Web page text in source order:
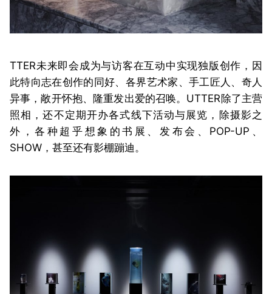
TTER未来即会成为与访客在互动中实现独版创作，因
此特向志在创作的同好、各界艺术家、手工匠人、奇人
异事，敞开怀抱、隆重发出爱的召唤。 UTTER除了主营
照相，还不定期开办各式线下活动与展览，除摄影之
外，各种超乎想象的书展、发布会、POP-UP、
SHOW，甚至还有影棚蹦迪。